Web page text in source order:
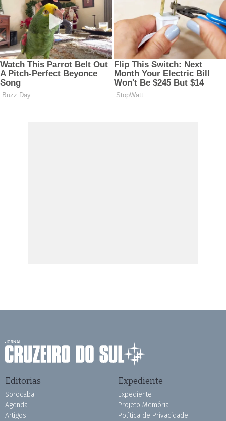
Editorias
Sorocaba
Agenda
Artigos
Expediente
Expediente
Projeto Memória
Política de Privacidade